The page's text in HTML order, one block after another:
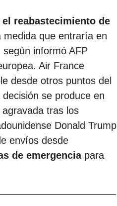
reabastecimiento de
medida que entraría en
informó AFP
Air France
desde otros puntos del
se produce en
agravada tras los
Donald Trump
envíos desde
de emergencia para